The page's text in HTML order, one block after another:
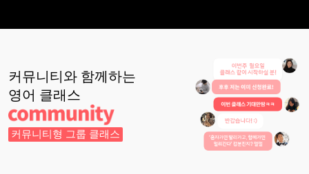
커뮤니티와 함께하는
영어 클래스
커뮤니티형 그룹 클래스